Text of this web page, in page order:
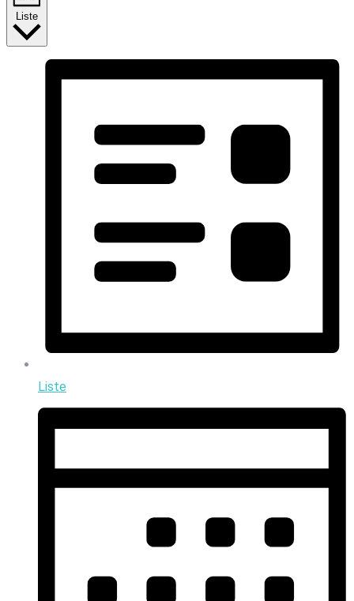
Liste
Liste